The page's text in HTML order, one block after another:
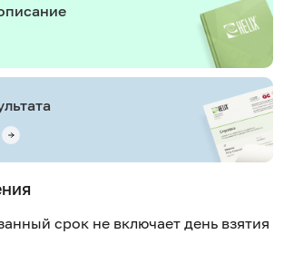
срок не включает день взятия